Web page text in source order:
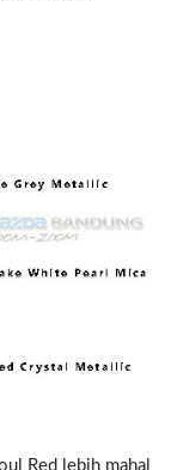
Red lebih mahal